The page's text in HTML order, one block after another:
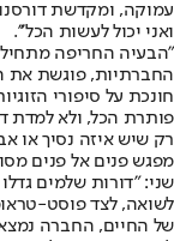
עמוקה, ומקדשת
ואני יכול לעשות הכל'''.
"הבעיה החריפה
החברתיות, פוגשת את
חונכת על סיפורי
פותרת הכל, ולא למדת
רק שיש איזה נסיך או
מפגש פנים אל פנים
שני: "דורות שלמים
לשואה, לצד פוסט-
של החיים, החברה